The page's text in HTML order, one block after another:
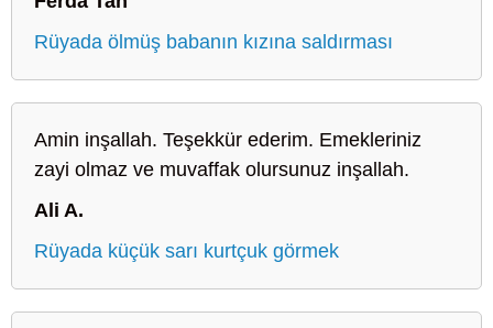
Rüyada ölmüş babanın kızına saldırması
Amin inşallah. Teşekkür ederim. Emekleriniz
zayi olmaz ve muvaffak olursunuz inşallah.
Ali A.
Rüyada küçük sarı kurtçuk görmek